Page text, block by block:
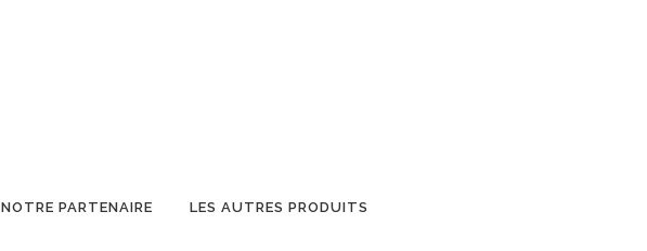
NOTRE PARTENAIRE LES AUTRES PRODUITS